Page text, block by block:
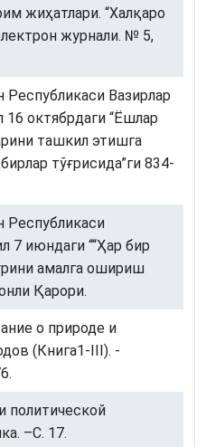
жиҳатлари. “Халқаро
журнали. № 5,
Вазирлар
октябрдаги “Ёшлар
ташкил этишга
тўғрисида”ги 834-
Республикаси
7 июндаги ““Ҳар бир
амалга ошириш
Қарори.
о природе и
(Книга1-III). -
политической
–С. 17.